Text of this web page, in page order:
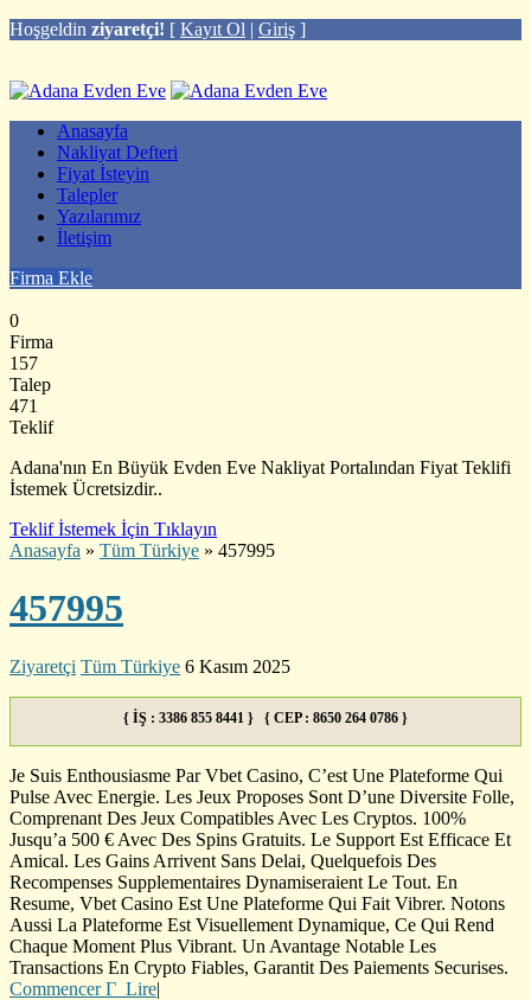
Hoşgeldin ziyaretçi! [ Kayıt Ol | Giriş ]
Anasayfa
Nakliyat Defteri
Fiyat İsteyin
Talepler
Yazılarımız
İletişim
Firma Ekle
0
Firma
157
Talep
471
Teklif
Adana'nın En Büyük Evden Eve Nakliyat Portalından Fiyat Teklifi
İstemek Ücretsizdir..
Teklif İstemek İçin Tıklayın
Anasayfa » Tüm Türkiye » 457995
457995
Ziyaretçi Tüm Türkiye 6 Kasım 2025
{ İŞ : 3386 855 8441 } { CEP : 8650 264 0786 }
Je Suis Enthousiasme Par Vbet Casino, C’est Une Plateforme Qui
Pulse Avec Energie. Les Jeux Proposes Sont D’une Diversite Folle,
Comprenant Des Jeux Compatibles Avec Les Cryptos. 100%
Jusqu’a 500 € Avec Des Spins Gratuits. Le Support Est Efficace Et
Amical. Les Gains Arrivent Sans Delai, Quelquefois Des
Recompenses Supplementaires Dynamiseraient Le Tout. En
Resume, Vbet Casino Est Une Plateforme Qui Fait Vibrer. Notons
Aussi La Plateforme Est Visuellement Dynamique, Ce Qui Rend
Chaque Moment Plus Vibrant. Un Avantage Notable Les
Transactions En Crypto Fiables, Garantit Des Paiements Securises.
Commencer Г Lire|